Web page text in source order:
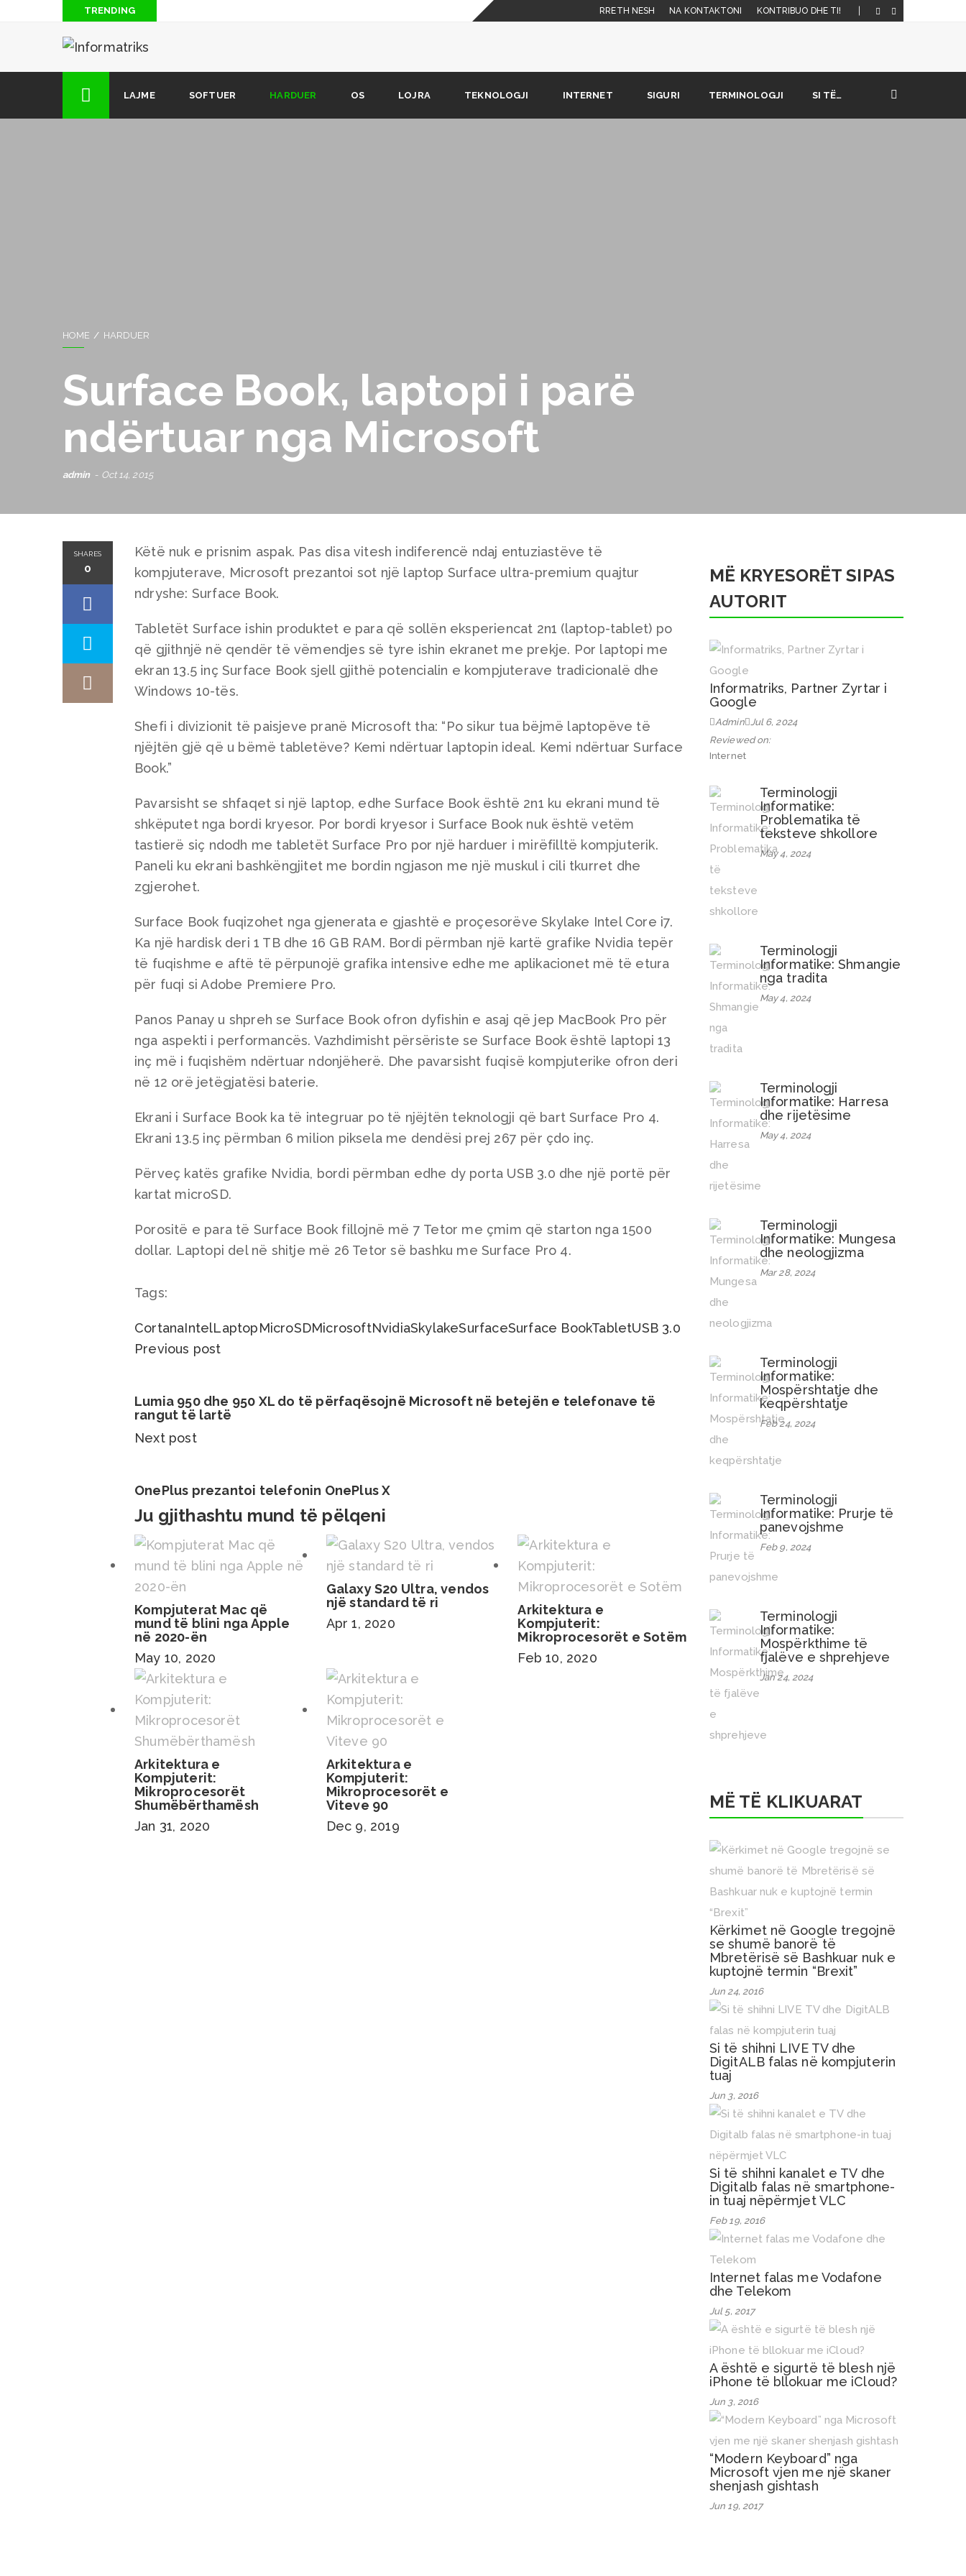
TRENDING
Si të hakojmë lojrat për Android (2 mënyra)
Si të shkarkoni muzikë nga Soundcloud (kur opsioni i shkarkimit nuk është në
dizpozicion)
12 këshilla dhe truke të fshehura që çdo përdorues i iPhone X duhet t’i dijë
RRETH NESH NA KONTAKTONI KONTRIBUO DHE TI!
LAJME SOFTUER HARDUER OS LOJRA TEKNOLOGJI INTERNET SIGURI TERMINOLOGJI SI TË…
HOME HARDUER
Surface Book, laptopi i parë
ndërtuar nga Microsoft
admin Oct 14, 2015
SHARES
0
Këtë nuk e prisnim aspak. Pas disa vitesh indiferencë ndaj entuziastëve të
kompjuterave, Microsoft prezantoi sot një laptop Surface ultra-premium quajtur
ndryshe: Surface Book.
Tabletët Surface ishin produktet e para që sollën eksperiencat 2n1 (laptop-tablet) po
që gjithnjë në qendër të vëmendjes së tyre ishin ekranet me prekje. Por laptopi me
ekran 13.5 inç Surface Book sjell gjithë potencialin e kompjuterave tradicionalë dhe
Windows 10-tës.
Shefi i divizionit të paisjeve pranë Microsoft tha: “Po sikur tua bëjmë laptopëve të
njëjtën gjë që u bëmë tabletëve? Kemi ndërtuar laptopin ideal. Kemi ndërtuar Surface
Book.”
Pavarsisht se shfaqet si një laptop, edhe Surface Book është 2n1 ku ekrani mund të
shkëputet nga bordi kryesor. Por bordi kryesor i Surface Book nuk është vetëm
tastierë siç ndodh me tabletët Surface Pro por një harduer i mirëfilltë kompjuterik.
Paneli ku ekrani bashkëngjitet me bordin ngjason me një muskul i cili tkurret dhe
zgjerohet.
Surface Book fuqizohet nga gjenerata e gjashtë e proçesorëve Skylake Intel Core i7.
Ka një hardisk deri 1 TB dhe 16 GB RAM. Bordi përmban një kartë grafike Nvidia tepër
të fuqishme e aftë të përpunojë grafika intensive edhe me aplikacionet më të etura
për fuqi si Adobe Premiere Pro.
Panos Panay u shpreh se Surface Book ofron dyfishin e asaj që jep MacBook Pro për
nga aspekti i performancës. Vazhdimisht përsëriste se Surface Book është laptopi 13
inç më i fuqishëm ndërtuar ndonjëherë. Dhe pavarsisht fuqisë kompjuterike ofron deri
në 12 orë jetëgjatësi baterie.
Ekrani i Surface Book ka të integruar po të njëjtën teknologji që bart Surface Pro 4.
Ekrani 13.5 inç përmban 6 milion piksela me dendësi prej 267 për çdo inç.
Përveç katës grafike Nvidia, bordi përmban edhe dy porta USB 3.0 dhe një portë për
kartat microSD.
Porositë e para të Surface Book fillojnë më 7 Tetor me çmim që starton nga 1500
dollar. Laptopi del në shitje më 26 Tetor së bashku me Surface Pro 4.
Tags:
CortanaIntelLaptopMicroSDMicrosoftNvidiaSkylakeSurfaceSurface BookTabletUSB 3.0
Previous post
Lumia 950 dhe 950 XL do të përfaqësojnë Microsoft në betejën e telefonave të
rangut të lartë
Next post
OnePlus prezantoi telefonin OnePlus X
Ju gjithashtu mund të pëlqeni
Kompjuterat Mac që
mund të blini nga Apple
në 2020-ën
May 10, 2020
Galaxy S20 Ultra, vendos
një standard të ri
Apr 1, 2020
Arkitektura e
Kompjuterit:
Mikroprocesorët e Sotëm
Feb 10, 2020
Arkitektura e
Kompjuterit:
Mikroprocesorët
Shumëbërthamësh
Jan 31, 2020
Arkitektura e
Kompjuterit:
Mikroprocesorët e
Viteve 90
Dec 9, 2019
MË KRYESORËT SIPAS
AUTORIT
Informatriks, Partner Zyrtar i
Google
Admin Jul 6, 2024
Reviewed on:
Internet
Terminologji
Informatike:
Problematika të
teksteve shkollore
May 4, 2024
Terminologji
Informatike: Shmangie
nga tradita
May 4, 2024
Terminologji
Informatike: Harresa
dhe rijetësime
May 4, 2024
Terminologji
Informatike: Mungesa
dhe neologjizma
Mar 28, 2024
Terminologji
Informatike:
Mospërshtatje dhe
keqpërshtatje
Feb 24, 2024
Terminologji
Informatike: Prurje të
panevojshme
Feb 9, 2024
Terminologji
Informatike:
Mospërkthime të
fjalëve e shprehjeve
Jan 24, 2024
MË TË KLIKUARAT
Kërkimet në Google tregojnë
se shumë banorë të
Mbretërisë së Bashkuar nuk e
kuptojnë termin “Brexit”
Jun 24, 2016
Si të shihni LIVE TV dhe
DigitALB falas në kompjuterin
tuaj
Jun 3, 2016
Si të shihni kanalet e TV dhe
Digitalb falas në smartphone-
in tuaj nëpërmjet VLC
Feb 19, 2016
Internet falas me Vodafone
dhe Telekom
Jul 5, 2017
A është e sigurtë të blesh një
iPhone të bllokuar me iCloud?
Jun 3, 2016
“Modern Keyboard” nga
Microsoft vjen me një skaner
shenjash gishtash
Jun 19, 2017